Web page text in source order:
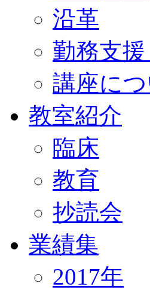
沿革
勤務支
講座に
教室紹介
臨床
教育
抄読会
業績集
2017年